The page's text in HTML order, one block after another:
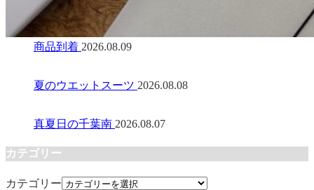
商品到着 2026.08.09
夏のウエットスーツ 2026.08.08
真夏日の千葉南 2026.08.07
カテゴリー
カテゴリー